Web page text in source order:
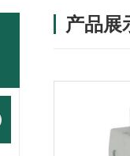
产品展